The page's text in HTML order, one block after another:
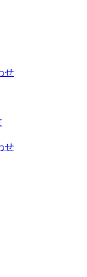
せ
せ